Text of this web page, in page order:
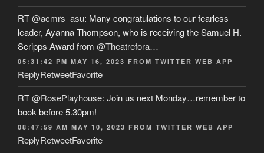
RT@acmrs_asu: Many congratulations to our fearless
leader, Ayanna Thompson, who is receiving the Samuel H.
Scripps Award from @Theatrefora…
05:31:42 PM MAY 16, 2023 FROM TWITTER WEB APP
ReplyRetweetFavorite
RT@RosePlayhouse: Join us next Monday…remember to
book before 5.30pm!
08:47:59 AM MAY 10, 2023 FROM TWITTER WEB APP
ReplyRetweetFavorite